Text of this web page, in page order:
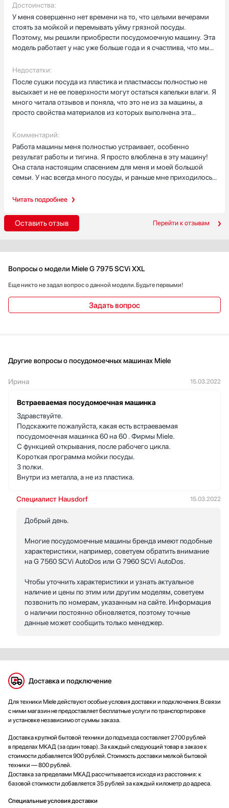
Читать подробнее
Достоинства:
У меня совершенно нет времени на то, что целыми вечерами
стоять за мойкой и перемывать уйму грязной посуды.
Поэтому, мы решили приобрести посудомоечную машину. Эта
модель работает у нас уже больше года и я счастлива, что мы
тихая в работе. Все, что мы используем за день, а нас в семье
четверо, мы загружаем в машину и я ставлю ее на ночь с
отсрочкой старта, чтоб к утру машина закончила цикл и
можно будет ее разгрузить. Качество мытья отличное,
придраться не к чему. Есть небольшие недочеты к мытью
пластмассовой посуды, вернее к ее сушке. В остальном,
кухне.
Недостатки:
После сушки посуда из пластика и пластмассы полностью не
высыхает и не ее поверхности могут остаться капельки влаги. Я
много читала отзывов и поняла, что это не из за машины, а
просто свойства материалов из которых выполнена эта
Комментарий:
Работа машины меня полностью устраивает, особенно
результат работы и тигина. Я просто влюблена в эту машину!
Она стала настоящим спасением для меня и моей большой
семьи. У нас всегда много посуды, и раньше мне приходилось
Я также обожаю функцию отсрочки запуска. Я могу загрузить
мы все уходим на работу и учебу. Это очень удобно! В общем,
я очень довольна этой покупкой! Она существенно облегчила
Оставить отзыв Перейти к отзывам
Вопросы о модели Miele G 7975 SCVi XXL
Еще никто не задал вопрос о данной модели. Будьте первыми!
Задать вопрос
Другие вопросы о посудомоечных машинах Miele
Ирина 15.03.2022
Встраеваемая посудомоечная машинка
Здравствуйте.
Подскажите пожалуйста, какая есть встраеваемая
посудомоечная машинка 60 на 60 . Фирмы Miele.
С функцией открывания, после рабочего цикла.
Короткая программа мойки посуды.
3 полки.
Внутри из металла, а не из пластика.
Специалист Hausdorf 15.03.2022
Добрый день.
Многие посудомоечные машины бренда имеют подобные
характеристики, например, советуем обратить внимание
на G 7560 SCVi AutoDos или G 7960 SCVi AutoDos.
Чтобы уточнить характеристики и узнать актуальное
наличие и цены по этим или другим моделям, советуем
позвонить по номерам, указанным на сайте. Информация
о наличии постоянно обновляется, поэтому точные
данные может сообщить только менеджер.
Доставка и подключение
Для техники Miele действуют особые условия доставки и подключения. В связи
с ними магазин не предоставляет бесплатные услуги по транспортировке
и установке независимо от суммы заказа.
Доставка крупной бытовой техники до подъезда составляет 2700 рублей
в пределах МКАД (за один товар). За каждый следующий товар в заказе к
стоимости добавляется 900 рублей. Стоимость доставки мелкой бытовой
техники — 800 рублей.
Доставка за пределами МКАД рассчитывается исходя из расстояния: к
базовой стоимости добавляется 35 рублей за каждый километр до адреса.
Специальные условия доставки